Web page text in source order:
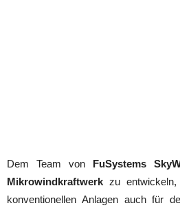
Dem Team von FuSystems
Mikrowindkraftwerk zu
konventionellen Anlagen auch für